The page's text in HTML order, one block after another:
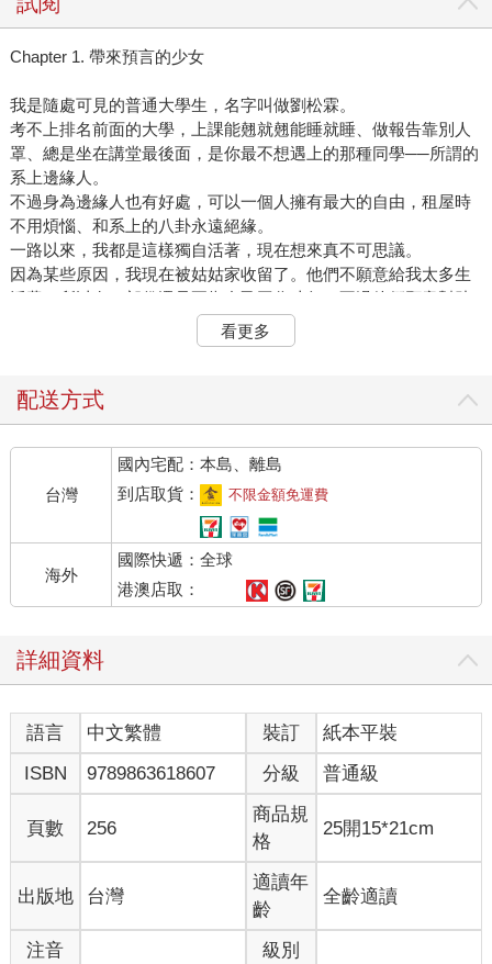
Chapter 1. 帶來預言的少女
我是隨處可見的普通大學生，名字叫做劉松霖。
考不上排名前面的大學，上課能翹就翹能睡就睡、做報告靠別人
罩、總是坐在講堂最後面，是你最不想遇上的那種同學──所謂的
系上邊緣人。
不過身為邊緣人也有好處，可以一個人擁有最大的自由，租屋時
不用煩惱、和系上的八卦永遠絕緣。
一路以來，我都是這樣獨自活著，現在想來真不可思議。
因為某些原因，我現在被姑姑家收留了。他們不願意給我太多生
活費，所以有一部份還是要靠自己工作才行。不過他們願意幫助
我讀大學，我已經很感謝了。
不被姑姑一家或任何人所期待，如蛆蟲般匍匐著過完這輩子，這
不過在灰暗的生活中，我還是有為數不多的樂趣。而其中幾個興
「劉松霖！幫我把這杯咖啡送過去。」
不客氣呼喊我名字的人，是店裡的招牌大姐姐──徐祐希學姐。
就算穿著制服白襯衫與圍裙，仍然擋不住她的大胸部與好身材，
她那稍微燙捲的長髮也有很多變化，今天就讓人很想窺視單馬尾
下的雪白頸子。
在偶然的閒聊中知道她跟我就讀同所大學，還比我大一個年級，
不過這位學姐對我從來沒什麼好臉色。
雖然語氣很差臉很臭，但總歸是正妹，每天跟她吵架是我少有的
「收到，女王。」
「女王個屁啦！再嘴賤就告你性騷擾。」
「我覺得女王是稱讚，表示妳很有氣質。」
「滾。」
我想她真的會告下去，於是摸摸鼻子露出職業笑容，端起放著黑
咖啡和黑森林蛋糕的餐盤，趕快遠離學姐。
她所指示的那個窗邊位置，則坐著我的另一個樂趣來源。
「妳點的咖啡和蛋糕。」
將餐盤放好後，客人的視線依舊沒有從立起的磚頭書上移開，也
與其說沒什麼禮貌，不如說這位常客已經習慣這麼做了。
從異常冷淡但可愛的側臉，看得出來對方年紀不大。女孩穿著附
近一所高中的制服，現在是將要放暑假的夏日，她還穿著制服背
看更多
配送方式
台灣
國內宅配：本島、離島
到店取貨：
不限金額免運費
海外
國際快遞：全球
港澳店取：
詳細資料
語言 中文繁體 裝訂
紙本平裝
ISBN
9789863618607 分級 普通級
頁數 256
商品規
格
25開15*21cm
出版地 台灣
適讀年
齡
全齡適讀
注音 級別